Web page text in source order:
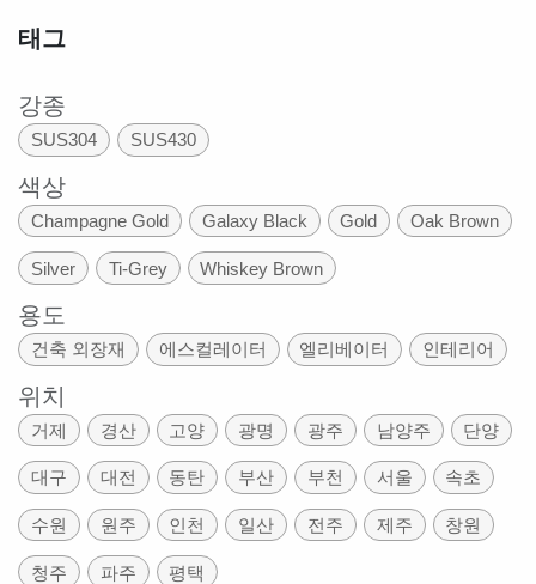
태그
강종
SUS304 SUS430
색상
Champagne Gold Galaxy Black Gold Oak Brown
Silver Ti-Grey Whiskey Brown
용도
건축 외장재 에스컬레이터 엘리베이터 인테리어
위치
거제 경산 고양 광명 광주 남양주 단양
대구 대전 동탄 부산 부천 서울 속초
수원 원주 인천 일산 전주 제주 창원
청주 파주 평택